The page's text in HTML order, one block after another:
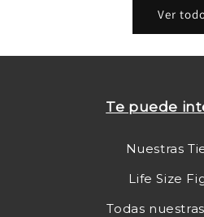
Ver
Te puede
Nuestras
Life Size
Todas